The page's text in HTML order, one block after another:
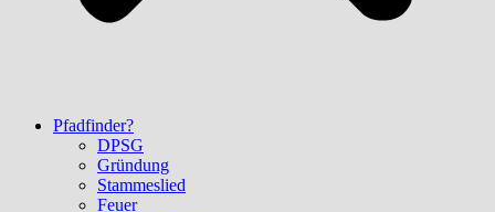
Pfadfinder?
DPSG
Gründung
Stammeslied
Feuer